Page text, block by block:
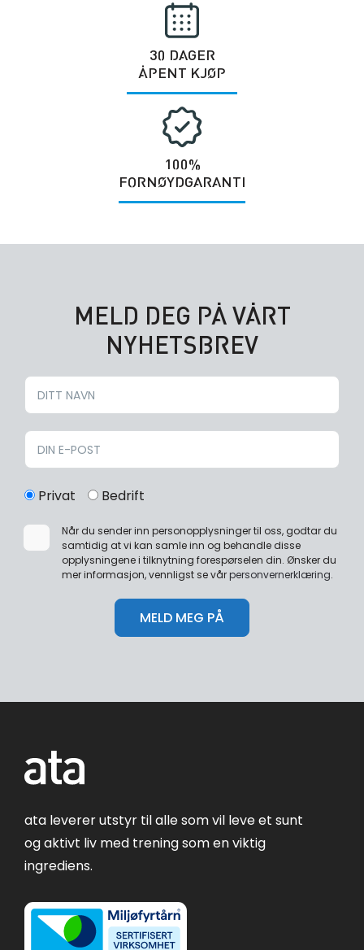
30 DAGER
ÅPENT KJØP
100%
FORNØYDGARANTI
MELD DEG PÅ VÅRT
NYHETSBREV
Privat Bedrift
Når du sender inn personopplysninger til oss, godtar du
samtidig at vi kan samle inn og behandle disse
opplysningene i tilknytning forespørselen din. Ønsker du
mer informasjon, vennligst se vårpersonvernerklæring.
ata leverer utstyr til alle som vil leve et sunt
og aktivt liv med trening som en viktig
ingrediens.